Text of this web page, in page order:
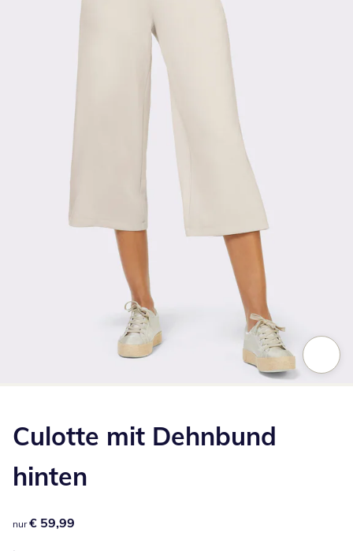
Culotte mit Dehnbund
hinten
€ 59,99
nur € 59,99